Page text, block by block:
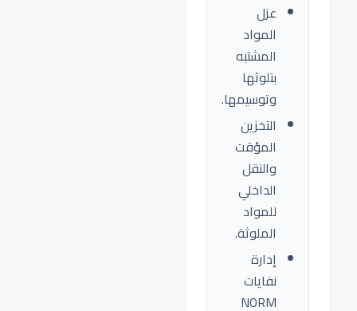
عزل
المواد
المشتبه
بتلوثها
وتوسيمها.
التخزين
المؤقت
والنقل
الداخلي
للمواد
الملوثة.
إدارة
نفايات
NORM